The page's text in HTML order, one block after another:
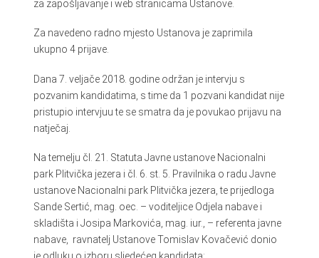
za zapošljavanje i web stranicama Ustanove.
Za navedeno radno mjesto Ustanova je zaprimila
ukupno 4 prijave.
Dana 7. veljače 2018. godine održan je intervju s
pozvanim kandidatima, s time da 1 pozvani kandidat nije
pristupio intervjuu te se smatra da je povukao prijavu na
natječaj.
Na temelju čl. 21. Statuta Javne ustanove Nacionalni
park Plitvička jezera i čl. 6. st. 5. Pravilnika o radu Javne
ustanove Nacionalni park Plitvička jezera, te prijedloga
Sande Sertić, mag. oec. – voditeljice Odjela nabave i
skladišta i Josipa Markovića, mag. iur., – referenta javne
nabave, ravnatelj Ustanove Tomislav Kovačević donio